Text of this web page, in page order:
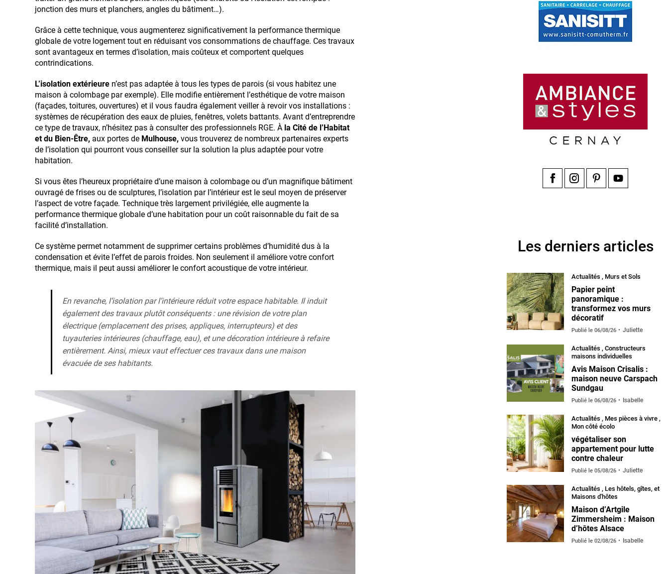
jonction des murs et planchers, angles du bâtiment…).
Grâce à cette technique, vous augmenterez significativement la performance thermique
globale de votre logement tout en réduisant vos consommations de chauffage. Ces travaux
sont avantageux en termes d’isolation, mais coûteux et comportent quelques
contrindications.
L’isolation extérieure n’est pas adaptée à tous les types de parois (si vous habitez une
maison à colombage par exemple). Elle modifie entièrement l’esthétique de votre maison
(façades, toitures, ouvertures) et il vous faudra également veiller à revoir vos installations :
systèmes de récupération des eaux de pluies, fenêtres, volets battants. Avant d’entreprendre
ce type de travaux, n’hésitez pas à consulter des professionnels RGE. À la Cité de l’Habitat
et du Bien-Être, aux portes de Mulhouse, vous trouverez de nombreux partenaires experts
de l’isolation qui pourront vous conseiller sur la solution la plus adaptée pour votre
habitation.
Si vous êtes l’heureux propriétaire d’une maison à colombage ou d’un magnifique bâtiment
ouvragé de frises ou de sculptures, l’isolation par l’intérieur est le seul moyen de préserver
l’aspect de votre façade. Technique très largement privilégiée, elle augmente la
performance thermique globale d’une habitation pour un coût raisonnable du fait de sa
facilité d’installation.
Ce système permet notamment de supprimer certains problèmes d’humidité dus à la
condensation et évite l’effet de parois froides. Non seulement il améliore votre confort
thermique, mais il peut aussi améliorer le confort acoustique de votre intérieur.
En revanche, l’isolation par l’intérieure réduit votre espace habitable. Il induit
également des travaux plutôt conséquents : une révision de votre plan
électrique (emplacement des prises, appliques, interrupteurs) et des
tuyauteries intérieures (chauffage, eau), et une décoration intérieure à refaire
entièrement. Ainsi, mieux vaut effectuer ces travaux dans une maison
évacuée de ses habitants.
Les derniers articles
Actualités , Murs et Sols
Papier peint
panoramique :
transformez vos murs
décoratif
Publié le 06/08/26 Juliette
Actualités , Constructeurs
maisons individuelles
Avis Maison Crisalis :
maison neuve Carspach
Sundgau
Publié le 06/08/26 Isabelle
Actualités , Mes pièces à vivre ,
Mon côté écolo
végétaliser son
appartement pour lutte
contre chaleur
Publié le 05/08/26 Juliette
Actualités , Les hôtels, gîtes, et
Maisons d'hôtes
Maison d’Artgile
Zimmersheim : Maison
d’hôtes Alsace
Publié le 02/08/26 Isabelle